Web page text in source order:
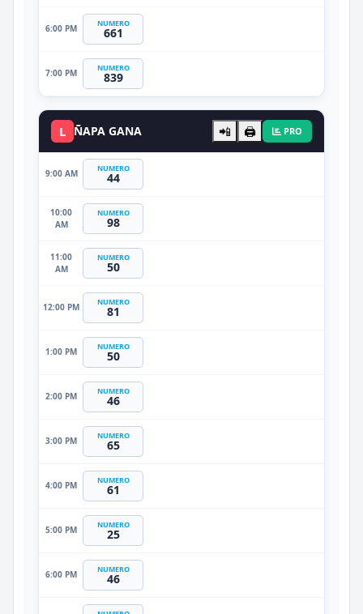
6:00 PM NUMERO
661
7:00 PM NUMERO
839
L ÑAPA GANA 📲 🖨️ PRO
9:00 AM NUMERO
44
10:00
AM
NUMERO
98
11:00
AM
NUMERO
50
12:00 PM NUMERO
81
1:00 PM NUMERO
50
2:00 PM NUMERO
46
3:00 PM NUMERO
65
4:00 PM NUMERO
61
5:00 PM NUMERO
25
6:00 PM NUMERO
46